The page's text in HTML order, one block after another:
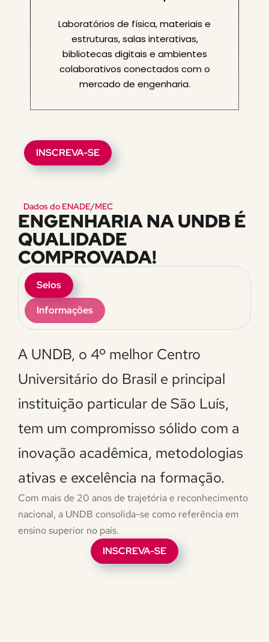
Laboratórios de física, materiais e
estruturas, salas interativas,
bibliotecas digitais e ambientes
colaborativos conectados com o
mercado de engenharia.
INSCREVA-SE
Dados do ENADE/MEC
ENGENHARIA NA UNDB É
QUALIDADE
COMPROVADA!
Selos
Informações
A UNDB, o 4º melhor Centro
Universitário do Brasil e principal
instituição particular de São Luís,
tem um compromisso sólido com a
inovação acadêmica, metodologias
ativas e excelência na formação.
Com mais de 20 anos de trajetória e reconhecimento
nacional, a UNDB consolida-se como referência em
ensino superior no país.
INSCREVA-SE